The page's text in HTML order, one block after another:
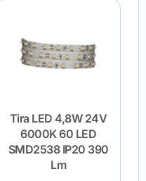
Tira LED 4,8W 24V
6000K 60 LED
SMD2538 IP20 390
Lm